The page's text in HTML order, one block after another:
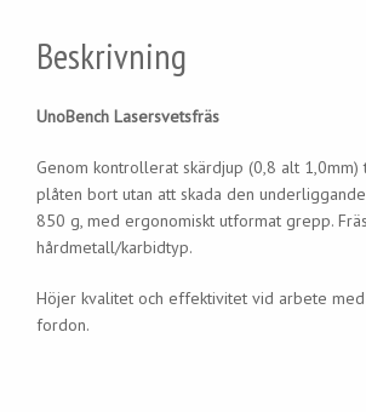
Beskrivning
UnoBench Lasersvetsfräs
Genom kontrollerat skärdjup (0,8 alt 1,0mm)
plåten bort utan att skada den
850 g, med ergonomiskt utformat grepp.
hårdmetall/karbidtyp.
Höjer kvalitet och effektivitet vid arbete
fordon.